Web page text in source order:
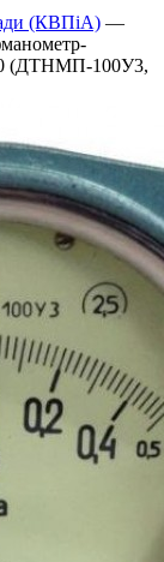
(КВПіА) —
(ДТНМП-100У3,